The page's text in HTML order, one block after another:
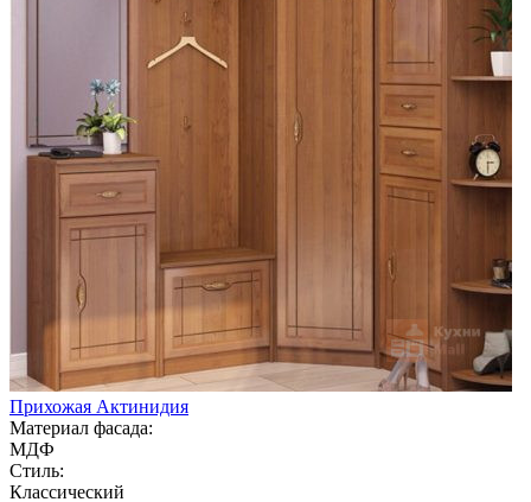
Прихожая Актинидия
Материал фасада:
МДФ
Стиль:
Классический